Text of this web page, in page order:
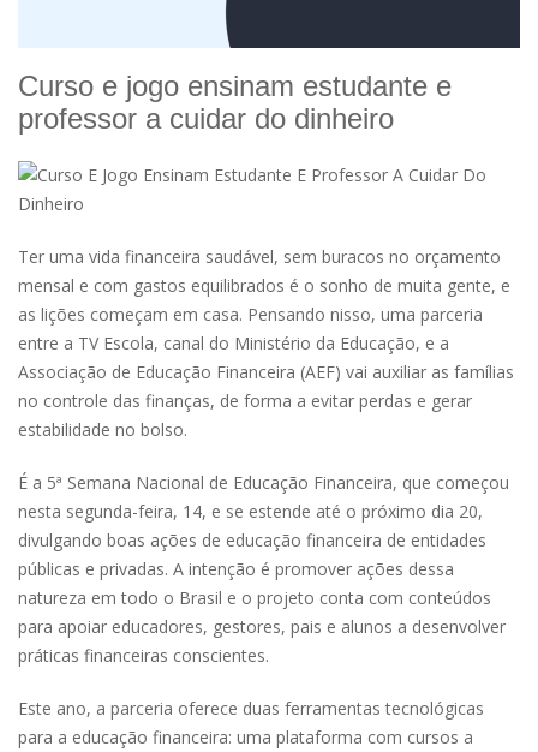
Curso e jogo ensinam estudante e
professor a cuidar do dinheiro
Ter uma vida financeira saudável, sem buracos no orçamento
mensal e com gastos equilibrados é o sonho de muita gente, e
as lições começam em casa. Pensando nisso, uma parceria
entre a TV Escola, canal do Ministério da Educação, e a
Associação de Educação Financeira (AEF) vai auxiliar as famílias
no controle das finanças, de forma a evitar perdas e gerar
estabilidade no bolso.
É a 5ª Semana Nacional de Educação Financeira, que começou
nesta segunda-feira, 14, e se estende até o próximo dia 20,
divulgando boas ações de educação financeira de entidades
públicas e privadas. A intenção é promover ações dessa
natureza em todo o Brasil e o projeto conta com conteúdos
para apoiar educadores, gestores, pais e alunos a desenvolver
práticas financeiras conscientes.
Este ano, a parceria oferece duas ferramentas tecnológicas
para a educação financeira: uma plataforma com cursos a